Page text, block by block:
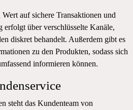
auf sichere Transaktionen und
erfolgt über verschlüsselte Kanäle,
diskret behandelt. Außerdem gibt es
zu den Produkten, sodass sich
informieren können.
steht das Kundenteam von